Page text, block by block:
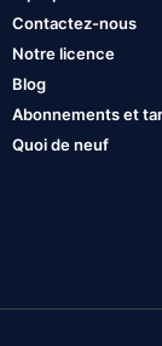
Contactez-nous
Notre licence
Blog
Abonnements et
Quoi de neuf